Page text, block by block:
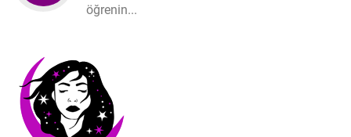
öğrenin...